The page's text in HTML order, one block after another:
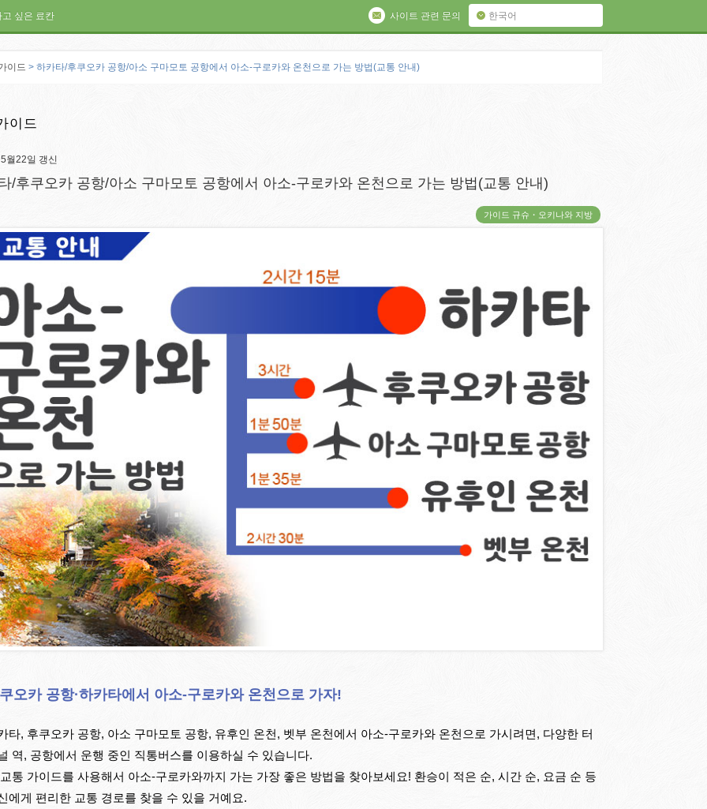
싶은 료칸 한국어
사이트 관련 문의
이드 > 하카타/후쿠오카 공항/아소 구마모토 공항에서 아소-구로카와 온천으로 가는 방법(교통 안내)
이드
월22일 갱신
/후쿠오카 공항/아소 구마모토 공항에서 아소-구로카와 온천으로 가는 방법(교통 안내)
가이드 규슈・오키나와 지방
오카 공항·하카타에서 아소-구로카와 온천으로 가자!
타, 후쿠오카 공항, 아소 구마모토 공항, 유후인 온천, 벳부 온천에서 아소-구로카와 온천으로 가시려면, 다양한 터
역, 공항에서 운행 중인 직통버스를 이용하실 수 있습니다.
통 가이드를 사용해서 아소-구로카와까지 가는 가장 좋은 방법을 찾아보세요! 환승이 적은 순, 시간 순, 요금 순 등
에게 편리한 교통 경로를 찾을 수 있을 거예요.